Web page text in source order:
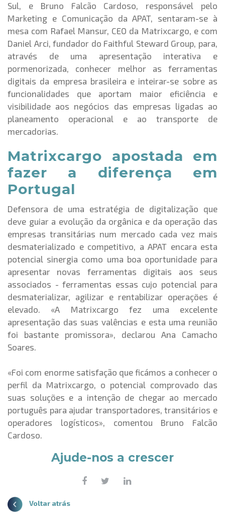
Sul, e Bruno Falcão Cardoso, responsável pelo
Marketing e Comunicação da APAT, sentaram-se à
mesa com Rafael Mansur, CEO da Matrixcargo, e com
Daniel Arci, fundador do Faithful Steward Group, para,
através de uma apresentação interativa e
pormenorizada, conhecer melhor as ferramentas
digitais da empresa brasileira e inteirar-se sobre as
funcionalidades que aportam maior eficiência e
visibilidade aos negócios das empresas ligadas ao
planeamento operacional e ao transporte de
mercadorias.
Matrixcargo apostada em
fazer a diferença em
Portugal
Defensora de uma estratégia de digitalização que
deve guiar a evolução da orgânica e da operação das
empresas transitárias num mercado cada vez mais
desmaterializado e competitivo, a APAT encara esta
potencial sinergia como uma boa oportunidade para
apresentar novas ferramentas digitais aos seus
associados - ferramentas essas cujo potencial para
desmaterializar, agilizar e rentabilizar operações é
elevado. «A Matrixcargo fez uma excelente
apresentação das suas valências e esta uma reunião
foi bastante promissora», declarou Ana Camacho
Soares.
«Foi com enorme satisfação que ficámos a conhecer o
perfil da Matrixcargo, o potencial comprovado das
suas soluções e a intenção de chegar ao mercado
português para ajudar transportadores, transitários e
operadores logísticos», comentou Bruno Falcão
Cardoso.
Ajude-nos a crescer
Voltar atrás